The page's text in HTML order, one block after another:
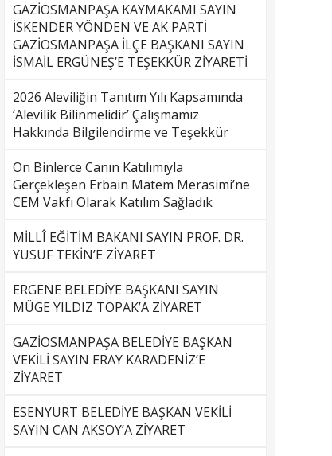
GAZİOSMANPAŞA KAYMAKAMI SAYIN
İSKENDER YÖNDEN VE AK PARTİ
GAZİOSMANPAŞA İLÇE BAŞKANI SAYIN
İSMAİL ERGÜNEŞ’E TEŞEKKÜR ZİYARETİ
2026 Aleviliğin Tanıtım Yılı Kapsamında
‘Alevilik Bilinmelidir’ Çalışmamız
Hakkında Bilgilendirme ve Teşekkür
On Binlerce Canın Katılımıyla
Gerçekleşen Erbain Matem Merasimi’ne
CEM Vakfı Olarak Katılım Sağladık
MİLLÎ EĞİTİM BAKANI SAYIN PROF. DR.
YUSUF TEKİN’E ZİYARET
ERGENE BELEDİYE BAŞKANI SAYIN
MÜGE YILDIZ TOPAK’A ZİYARET
GAZİOSMANPAŞA BELEDİYE BAŞKAN
VEKİLİ SAYIN ERAY KARADENİZ’E
ZİYARET
ESENYURT BELEDİYE BAŞKAN VEKİLİ
SAYIN CAN AKSOY’A ZİYARET